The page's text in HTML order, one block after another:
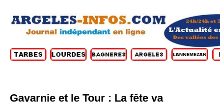
Gavarnie et le Tour : La fête va